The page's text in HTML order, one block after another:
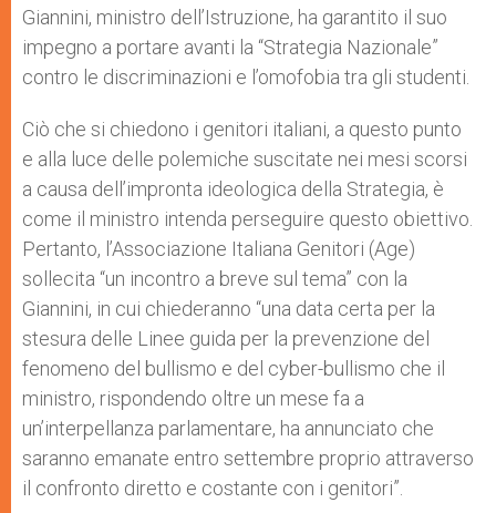
Giannini, ministro dell’Istruzione, ha garantito il suo
impegno a portare avanti la “Strategia Nazionale”
contro le discriminazioni e l’omofobia tra gli studenti.
Ciò che si chiedono i genitori italiani, a questo punto
e alla luce delle polemiche suscitate nei mesi scorsi
a causa dell’impronta ideologica della Strategia, è
come il ministro intenda perseguire questo obiettivo.
Pertanto, l’Associazione Italiana Genitori (Age)
sollecita “un incontro a breve sul tema” con la
Giannini, in cui chiederanno “una data certa per la
stesura delle Linee guida per la prevenzione del
fenomeno del bullismo e del cyber-bullismo che il
ministro, rispondendo oltre un mese fa a
un’interpellanza parlamentare, ha annunciato che
saranno emanate entro settembre proprio attraverso
il confronto diretto e costante con i genitori”.